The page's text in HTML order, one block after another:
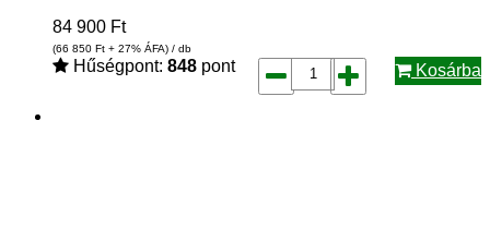
84 900 Ft
(66 850 Ft + 27% ÁFA) / db
Hűségpont: 848 pont Kosárba